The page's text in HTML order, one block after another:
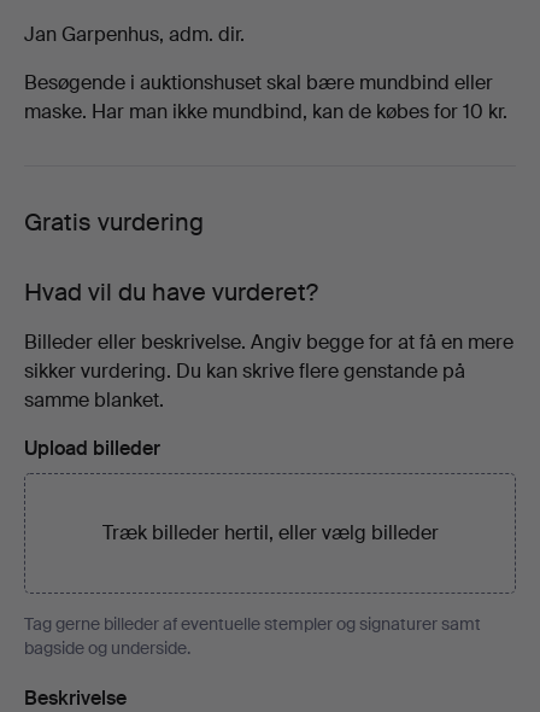
Jan Garpenhus, adm. dir.
Besøgende i auktionshuset skal bære mundbind eller
maske. Har man ikke mundbind, kan de købes for 10 kr.
Gratis vurdering
Hvad vil du have vurderet?
Billeder eller beskrivelse. Angiv begge for at få en mere
sikker vurdering. Du kan skrive flere genstande på
samme blanket.
Upload billeder
Træk billeder hertil, ellervælg billeder
Tag gerne billeder af eventuelle stempler og signaturer samt
bagside og underside.
Beskrivelse